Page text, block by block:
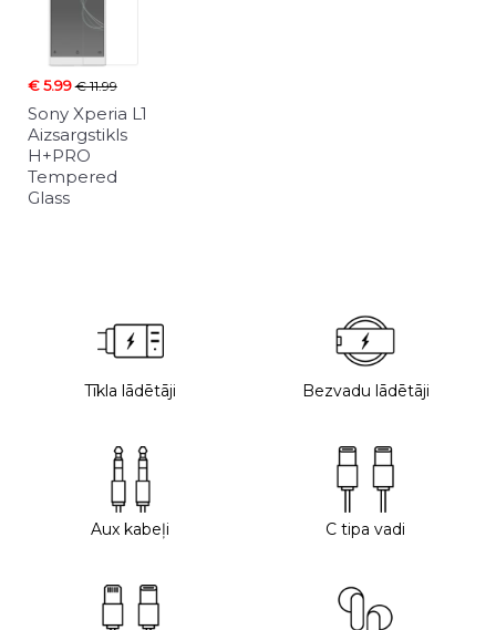
€ 5.99€ 11.99
Sony Xperia L1
Aizsargstikls
H+PRO
Tempered
Glass
Tīkla lādētāji Bezvadu lādētāji
Aux kabeļi C tipa vadi